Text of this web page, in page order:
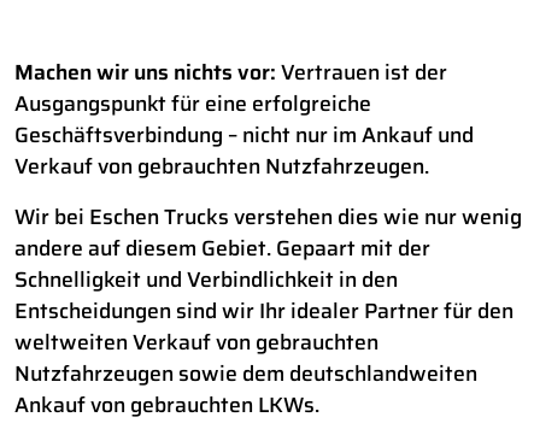
Machen wir uns nichts vor:Vertrauen ist der
Ausgangspunkt für eine erfolgreiche
Geschäftsverbindung – nicht nur im Ankauf und
Verkauf von gebrauchten Nutzfahrzeugen.
Wir bei Eschen Trucks verstehen dies wie nur wenig
andere auf diesem Gebiet. Gepaart mit der
Schnelligkeit und Verbindlichkeit in den
Entscheidungen sind wir Ihr idealer Partner für den
weltweiten Verkauf von gebrauchten
Nutzfahrzeugen sowie dem deutschlandweiten
Ankauf von gebrauchten LKWs.